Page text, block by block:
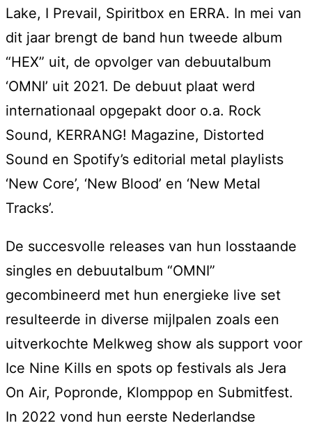
Lake, I Prevail, Spiritbox en ERRA. In mei van
dit jaar brengt de band hun tweede album
“HEX” uit, de opvolger van debuutalbum
‘OMNI’ uit 2021. De debuut plaat werd
internationaal opgepakt door o.a. Rock
Sound, KERRANG! Magazine, Distorted
Sound en Spotify’s editorial metal playlists
‘New Core’, ‘New Blood’ en ‘New Metal
Tracks’.
De succesvolle releases van hun losstaande
singles en debuutalbum “OMNI”
gecombineerd met hun energieke live set
resulteerde in diverse mijlpalen zoals een
uitverkochte Melkweg show als support voor
Ice Nine Kills en spots op festivals als Jera
On Air, Popronde, Klomppop en Submitfest.
In 2022 vond hun eerste Nederlandse